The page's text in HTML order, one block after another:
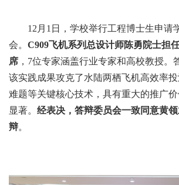
12月1日，学校举行工程博士生申请
会。 C909飞机系列总设计师陈勇院士担
席 ，7位专家涵盖行业专家和高校教授。
该实践成果攻克了水陆两栖飞机高效率
难题等关键核心技术，具有重大的推广
显著。 经表决，答辩委员会一致同意黄
辩。